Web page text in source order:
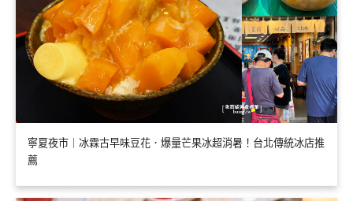
寧夏夜市｜冰霖古早味豆花．爆量芒果冰超消暑！台北傳統冰店推
薦